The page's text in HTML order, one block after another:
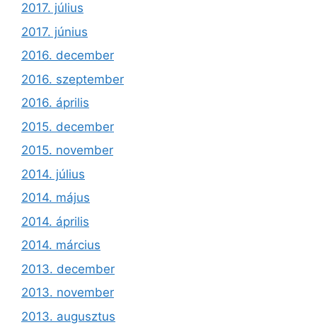
2017. július
2017. június
2016. december
2016. szeptember
2016. április
2015. december
2015. november
2014. július
2014. május
2014. április
2014. március
2013. december
2013. november
2013. augusztus